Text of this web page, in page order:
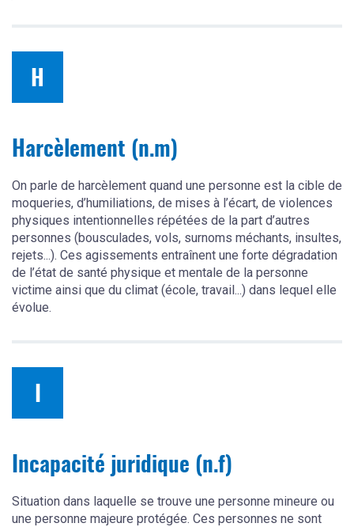
H
Harcèlement (n.m)
On parle de harcèlement quand une personne est la cible de
moqueries, d’humiliations, de mises à l’écart, de violences
physiques intentionnelles répétées de la part d’autres
personnes (bousculades, vols, surnoms méchants, insultes,
rejets...). Ces agissements entraînent une forte dégradation
de l’état de santé physique et mentale de la personne
victime ainsi que du climat (école, travail...) dans lequel elle
évolue.
Incapacité juridique (n.f)
Situation dans laquelle se trouve une personne mineure ou
une personne majeure protégée. Ces personnes ne sont